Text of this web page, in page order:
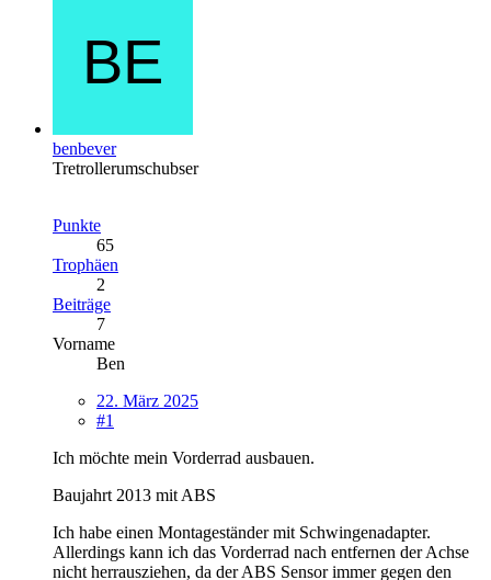
benbever
Tretrollerumschubser
Punkte
65
Trophäen
2
Beiträge
7
Vorname
Ben
22. März 2025
#1
Ich möchte mein Vorderrad ausbauen.
Baujahrt 2013 mit ABS
Ich habe einen Montageständer mit Schwingenadapter.
Allerdings kann ich das Vorderrad nach entfernen der Achse
nicht herrausziehen, da der ABS Sensor immer gegen den